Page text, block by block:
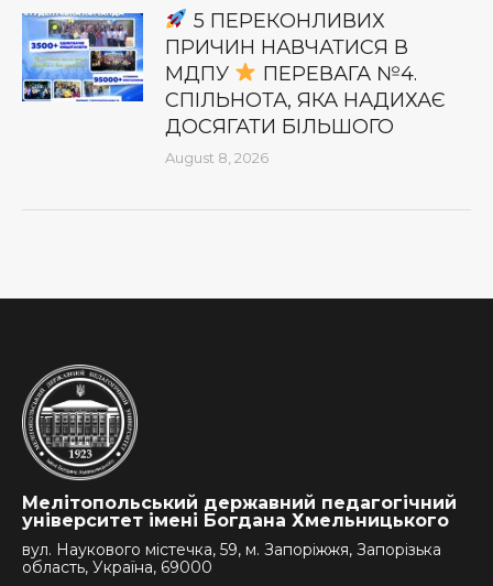
5 ПЕРЕКОНЛИВИХ
ПРИЧИН НАВЧАТИСЯ В
МДПУ
ПЕРЕВАГА №4.
СПІЛЬНОТА, ЯКА НАДИХАЄ
ДОСЯГАТИ БІЛЬШОГО
August 8, 2026
Мелітопольський державний педагогічний
університет імені Богдана Хмельницького
вул. Наукового містечка, 59, м. Запоріжжя, Запорізька
область, Україна, 69000